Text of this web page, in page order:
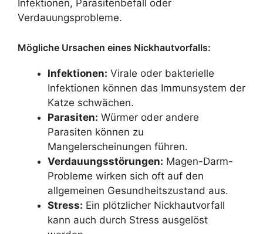
Infektionen, Parasitenbefall oder
Verdauungsprobleme.
Mögliche Ursachen eines Nickhautvorfalls:
Infektionen: Virale oder bakterielle
Infektionen können das Immunsystem der
Katze schwächen.
Parasiten: Würmer oder andere
Parasiten können zu
Mangelerscheinungen führen.
Verdauungsstörungen: Magen-Darm-
Probleme wirken sich oft auf den
allgemeinen Gesundheitszustand aus.
Stress: Ein plötzlicher Nickhautvorfall
kann auch durch Stress ausgelöst